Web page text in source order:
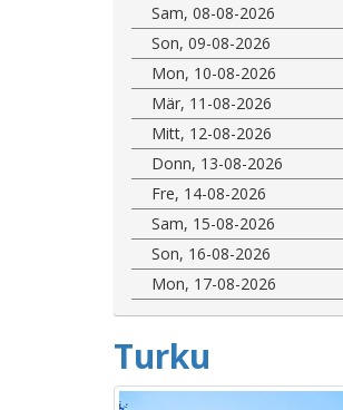
Sam, 08-08-2026
Son, 09-08-2026
Mon, 10-08-2026
Mär, 11-08-2026
Mitt, 12-08-2026
Donn, 13-08-2026
Fre, 14-08-2026
Sam, 15-08-2026
Son, 16-08-2026
Mon, 17-08-2026
Turku